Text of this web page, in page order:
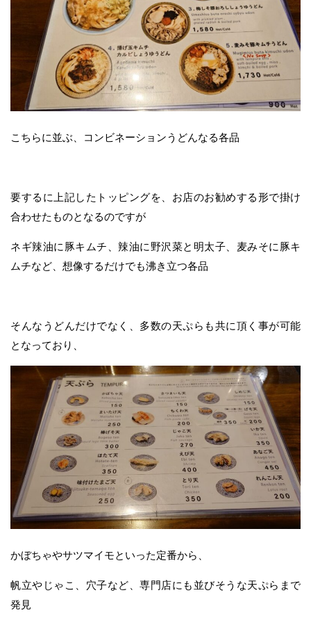
こちらに並ぶ、コンビネーションうどんなる各品
要するに上記したトッピングを、お店のお勧めする形で掛け
合わせたものとなるのですが
ネギ辣油に豚キムチ、辣油に野沢菜と明太子、麦みそに豚キ
ムチなど、想像するだけでも沸き立つ各品
そんなうどんだけでなく、多数の天ぷらも共に頂く事が可能
となっており、
かぼちゃやサツマイモといった定番から、
帆立やじゃこ、穴子など、専門店にも並びそうな天ぷらまで
発見